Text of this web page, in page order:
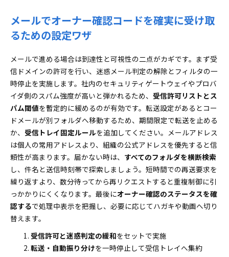
メールでオーナー確認コードを確実に受け取
るための設定ワザ
メールで進める場合は到達性と可視性の二点がカギです。まず受
信ドメインの許可を行い、迷惑メール判定の解除とフィルタの一
時停止を実施します。社内のセキュリティゲートウェイやプロバ
イダ側のスパム強度が高いと弾かれるため、 受信許可リストとス
パム閾値を暫定的に緩めるのが有効です。転送設定があるとコー
ドメールが別フォルダへ移動するため、期間限定で転送を止める
か、 受信トレイ固定ルールを追加してください。メールアドレス
は個人の常用アドレスより、組織の公式アドレスを優先すると信
頼性が高まります。届かない時は、 すべてのフォルダを横断検索
し、件名と送信時刻帯で探索しましょう。短時間での再送要求を
繰り返すより、数分待ってから再リクエストすると重複制御に引
っかかりにくくなります。最後にオーナー確認のステータスを確
認するで処理中表示を把握し、必要に応じてハガキや動画へ切り
替えます。
受信許可と迷惑判定の緩和をセットで実施
転送・自動振り分けを一時停止して受信トレイへ集約